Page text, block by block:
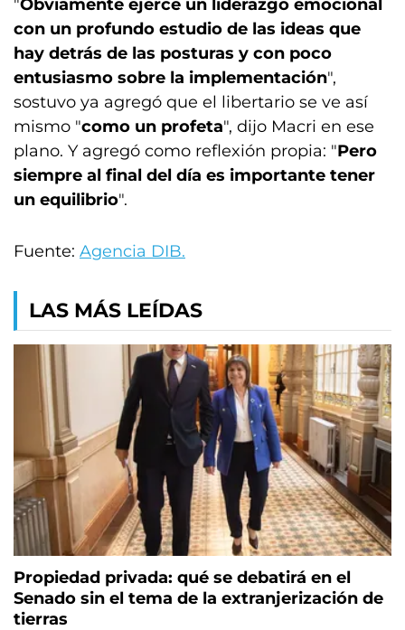
"Obviamente ejerce un liderazgo emocional
con un profundo estudio de las ideas que
hay detrás de las posturas y con poco
entusiasmo sobre la implementación",
sostuvo ya agregó que el libertario se ve así
mismo "como un profeta", dijo Macri en ese
plano. Y agregó como reflexión propia: "Pero
siempre al final del día es importante tener
un equilibrio".
Fuente: Agencia DIB.
LAS MÁS LEÍDAS
Propiedad privada: qué se debatirá en el
Senado sin el tema de la extranjerización de
tierras